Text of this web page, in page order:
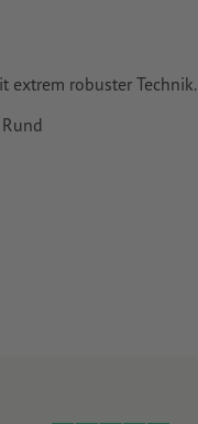
extrem robuster Technik.